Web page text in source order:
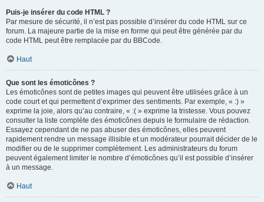
Puis-je insérer du code HTML ?
Par mesure de sécurité, il n’est pas possible d’insérer du code HTML sur ce
forum. La majeure partie de la mise en forme qui peut être générée par du
code HTML peut être remplacée par du BBCode.
Haut
Que sont les émoticônes ?
Les émoticônes sont de petites images qui peuvent être utilisées grâce à un
code court et qui permettent d’exprimer des sentiments. Par exemple, « :) »
exprime la joie, alors qu’au contraire, « :( » exprime la tristesse. Vous pouvez
consulter la liste complète des émoticônes depuis le formulaire de rédaction.
Essayez cependant de ne pas abuser des émoticônes, elles peuvent
rapidement rendre un message illisible et un modérateur pourrait décider de le
modifier ou de le supprimer complètement. Les administrateurs du forum
peuvent également limiter le nombre d’émoticônes qu’il est possible d’insérer
à un message.
Haut